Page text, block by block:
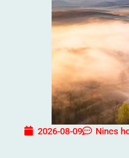
2026-08-09 Nincs